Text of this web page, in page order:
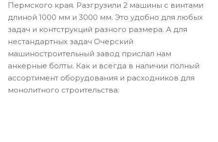
Пермского края. Разгрузили 2 машины с винтами
длиной 1000 мм и 3000 мм. Это удобно для любых
задач и контструкций разного размера. А для
нестандартных задач Очерский
машиностроительный завод прислал нам
анкерные болты. Как и всегда в наличии полный
ассортимент оборудования и расходников для
монолитного строительства: